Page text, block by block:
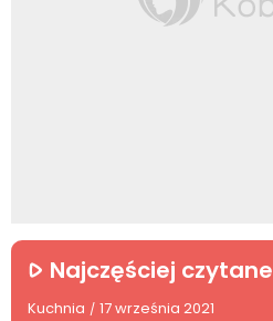
Najczęściej czytane
Kuchnia / 17 września 2021